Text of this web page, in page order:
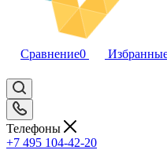
Сравнение0
Телефоны
+7 495 104-42-20